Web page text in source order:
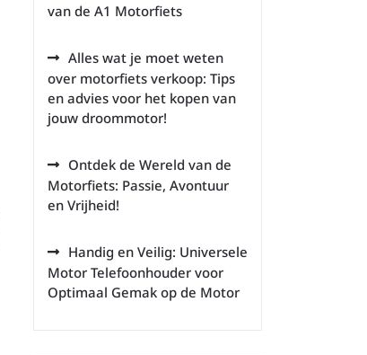
van de A1 Motorfiets
Alles wat je moet weten
over motorfiets verkoop: Tips
en advies voor het kopen van
jouw droommotor!
Ontdek de Wereld van de
Motorfiets: Passie, Avontuur
en Vrijheid!
Handig en Veilig: Universele
Motor Telefoonhouder voor
Optimaal Gemak op de Motor